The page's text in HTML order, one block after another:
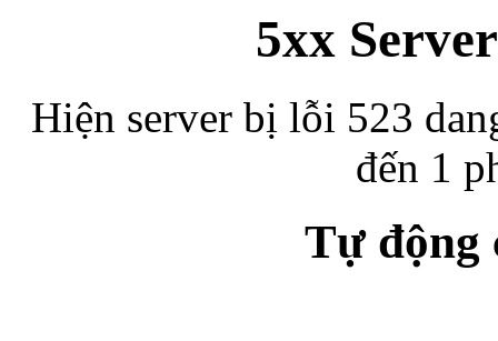
5xx
Hiện server bị lỗi 523
đến 1
Tự động